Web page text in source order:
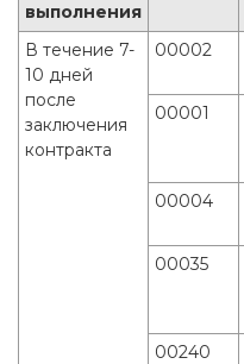
выполнения
В течение 7-
10 дней
после
заключения
контракта
00002
00001
00004
00035
00240